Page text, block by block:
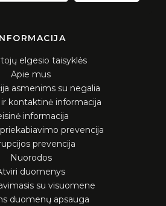
elgesio taisyklės
Apie mus
asmenims su negalia
kontaktinė informacija
informacija
prevencija
prevencija
Nuorodos
duomenys
su visuomene
duomenų apsauga